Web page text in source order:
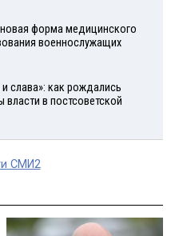
новая форма медицинского
военнослужащих
и слава»: как рождались
в постсоветской
СМИ2